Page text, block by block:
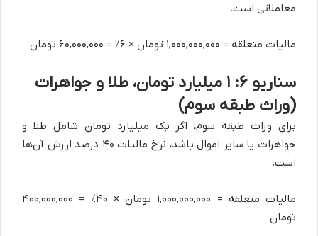
معاملاتی است.
مالیات متعلقه = ۱,۰۰۰,۰۰۰,۰۰۰ تومان × ۶٪ = ۶۰,۰۰۰,۰۰۰ تومان
سناریو ۶: ۱ میلیارد تومان، طلا و جواهرات
(وراث طبقه سوم)
برای وراث طبقه سوم، اگر یک میلیارد تومان شامل طلا و
جواهرات یا سایر اموال باشد، نرخ مالیات ۴۰ درصد ارزش آن‌ها
است.
مالیات متعلقه = ۱,۰۰۰,۰۰۰,۰۰۰ تومان × ۴۰٪ = ۴۰۰,۰۰۰,۰۰۰
تومان